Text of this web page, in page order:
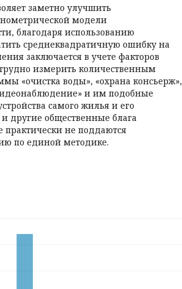
заметно улучшить
модели
благодаря использованию
среднеквадратичную ошибку на
заключается в учете факторов
измерить количественным
«очистка воды», «охрана консьерж»,
и им подобные
самого жилья и его
и другие общественные блага
практически не поддаются
по единой методике.